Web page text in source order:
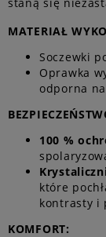
MATERIAŁ
Soczewki
Oprawka
odporna
100 %
które
kontrasty i
KOMFORT: